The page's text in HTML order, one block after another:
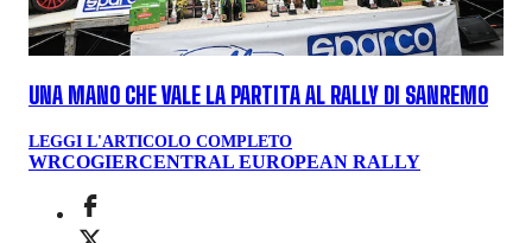
UNA MANO CHE VALE LA PARTITA AL RALLY DI SANREMO
LEGGI L'ARTICOLO COMPLETO
WRCOGIERCENTRAL EUROPEAN RALLY